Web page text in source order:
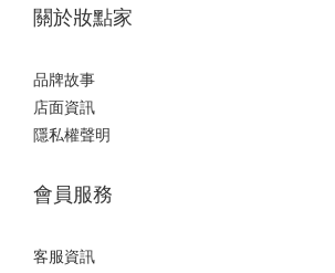
關於妝點家
品牌故事
店面資訊
隱私權聲明
會員服務
客服資訊